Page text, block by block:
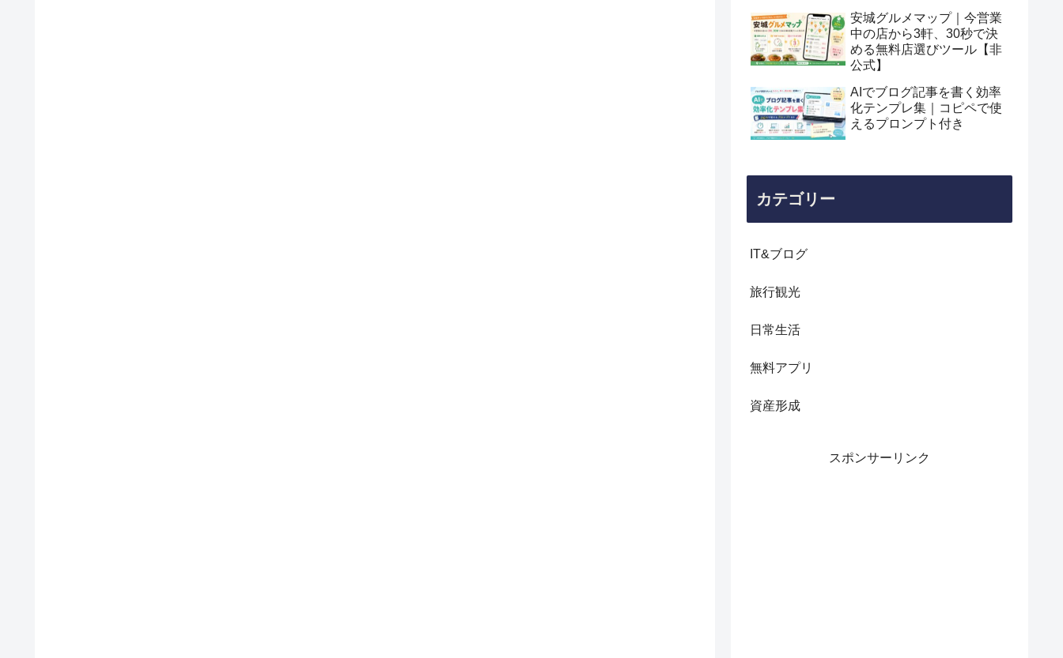
安城グルメマップ｜今営業
中の店から3軒、30秒で決
める無料店選びツール【非
公式】
AIでブログ記事を書く効率
化テンプレ集｜コピペで使
えるプロンプト付き
カテゴリー
IT&ブログ
旅行観光
日常生活
無料アプリ
資産形成
スポンサーリンク